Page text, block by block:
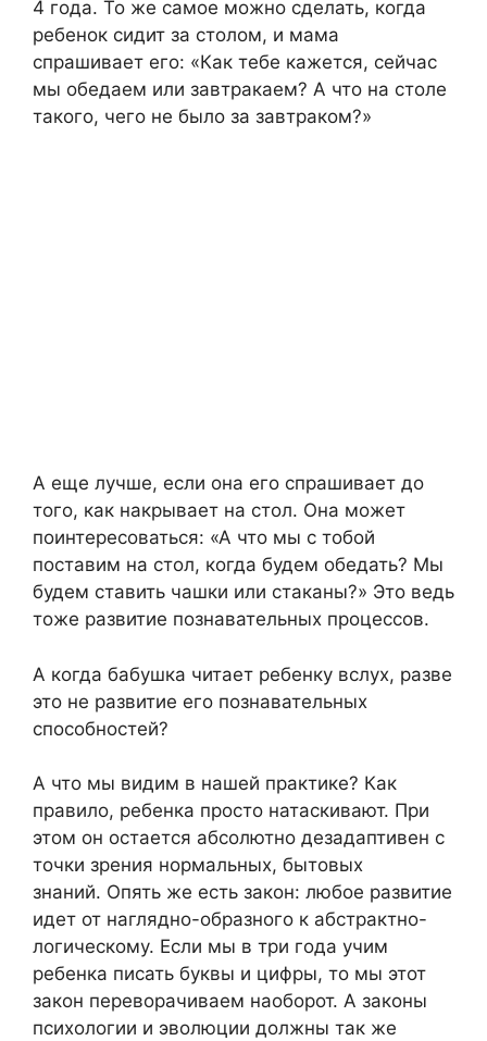
4 года. То же самое можно сделать, когда
ребенок сидит за столом, и мама
спрашивает его: «Как тебе кажется, сейчас
мы обедаем или завтракаем? А что на столе
такого, чего не было за завтраком?»
А еще лучше, если она его спрашивает до
того, как накрывает на стол. Она может
поинтересоваться: «А что мы с тобой
поставим на стол, когда будем обедать? Мы
будем ставить чашки или стаканы?» Это ведь
тоже развитие познавательных процессов.
А когда бабушка читает ребенку вслух, разве
это не развитие его познавательных
способностей?
А что мы видим в нашей практике? Как
правило, ребенка просто натаскивают. При
этом он остается абсолютно дезадаптивен с
точки зрения нормальных, бытовых
знаний. Опять же есть закон: любое развитие
идет от наглядно-образного к абстрактно-
логическому. Если мы в три года учим
ребенка писать буквы и цифры, то мы этот
закон переворачиваем наоборот. А законы
психологии и эволюции должны так же